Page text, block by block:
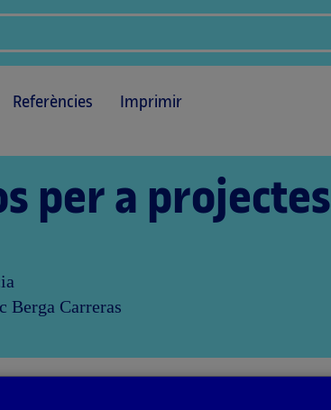
Referències Imprimir
per a projectes
Berga Carreras